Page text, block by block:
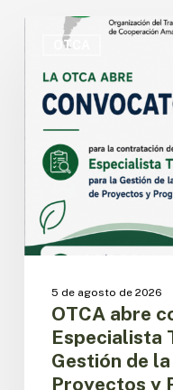
OTCA
para
Especialista
Gestión
Información
de
Programas
5 de agosto de 2026
OTCA abre
Especialista
Gestión de
Proyectos y